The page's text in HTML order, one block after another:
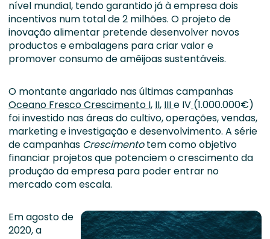
nível mundial, tendo garantido já à empresa dois
incentivos num total de 2 milhões. O projeto de
inovação alimentar pretende desenvolver novos
productos e embalagens para criar valor e
promover consumo de amêijoas sustentáveis.
O montante angariado nas últimas campanhas
Oceano Fresco Crescimento I, II, IIIe IV (1.000.000€)
foi investido nas áreas do cultivo, operações, vendas,
marketing e investigação e desenvolvimento. A série
de campanhas Crescimentotem como objetivo
financiar projetos que potenciem o crescimento da
produção da empresa para poder entrar no
mercado com escala.
Em agosto de
2020, a